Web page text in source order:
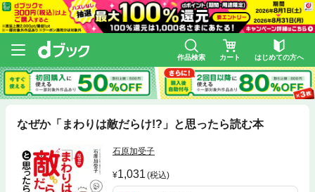
作品検索 カート はじめての方へ
なぜか「まわりは敵だらけ!?」と思ったら読む本
石原加受子
1,031 (税込)